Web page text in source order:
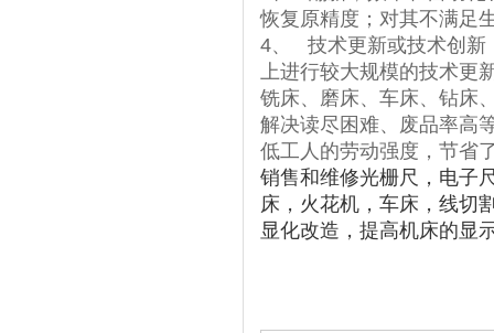
恢复原精度；对其不满足
4、
技术更新或技术创
上进行较大规模的技术更
铣床、磨床、车床、钻床
解决读尽困难、废品率高
低工人的劳动强度，节省
销售和维修光栅尺，电子
床，火花机，车床，线切
显化改造，提高机床的显